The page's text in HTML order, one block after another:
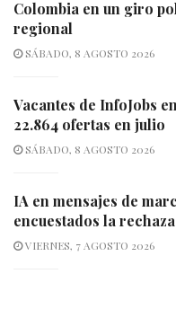
Colombia en un giro
regional
SÁBADO, 8 AGOSTO 2026
Vacantes de InfoJobs
22.864 ofertas en julio
SÁBADO, 8 AGOSTO 2026
IA en mensajes de
encuestados la
VIERNES, 7 AGOSTO 2026